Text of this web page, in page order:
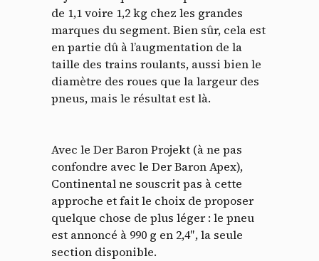
de 1,1 voire 1,2 kg chez les grandes
marques du segment. Bien sûr, cela est
en partie dû à l’augmentation de la
taille des trains roulants, aussi bien le
diamètre des roues que la largeur des
pneus, mais le résultat est là.
Avec le Der Baron Projekt (à ne pas
confondre avec le Der Baron Apex),
Continental ne souscrit pas à cette
approche et fait le choix de proposer
quelque chose de plus léger : le pneu
est annoncé à 990 g en 2,4″, la seule
section disponible.